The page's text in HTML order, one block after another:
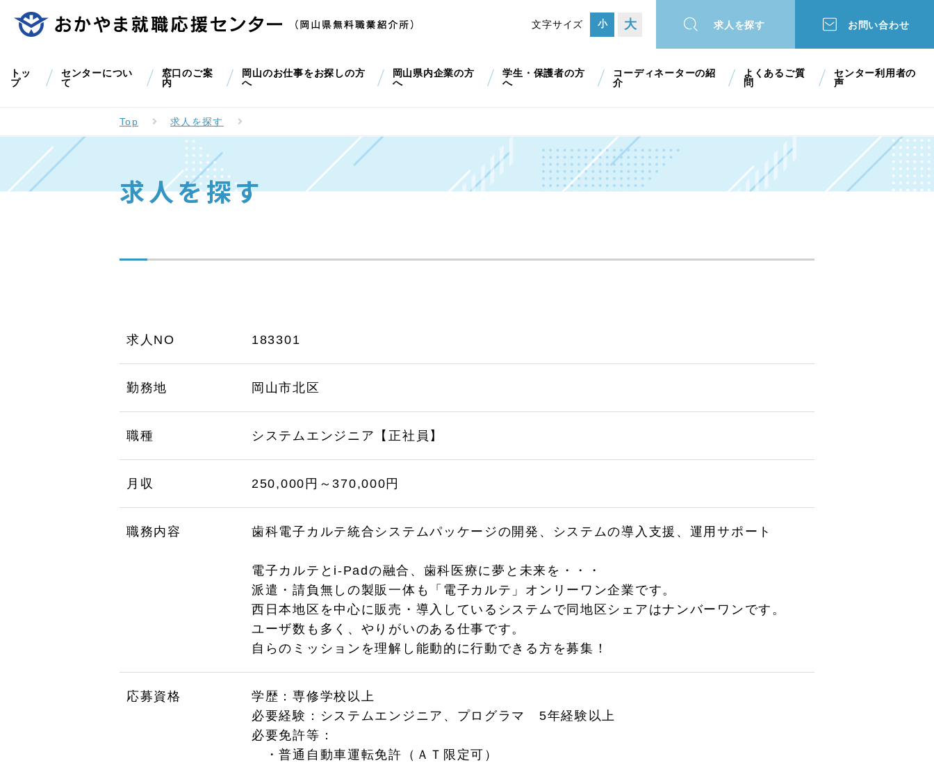
文字サイズ 小 大
トッ
プ
センターについ
て
窓口のご案
内
岡山のお仕事をお探しの方
へ
岡山県内企業の方
へ
学生・保護者の方
へ
コーディネーターの紹
介
よくあるご質
問
センター利用者の
声
求人を探す お問い合わせ
Top 求人を探す
求人を探す
求人NO 183301
勤務地 岡山市北区
職種 システムエンジニア【正社員】
月収 250,000円～370,000円
職務内容 歯科電子カルテ統合システムパッケージの開発、システムの導入支援、運用サポート
電子カルテとi-Padの融合、歯科医療に夢と未来を・・・
派遣・請負無しの製販一体も「電子カルテ」オンリーワン企業です。
西日本地区を中心に販売・導入しているシステムで同地区シェアはナンバーワンです。
ユーザ数も多く、やりがいのある仕事です。
自らのミッションを理解し能動的に行動できる方を募集！
応募資格
学歴：専修学校以上
必要経験：システムエンジニア、プログラマ 5年経験以上
必要免許等：
・普通自動車運転免許（ＡＴ限定可）